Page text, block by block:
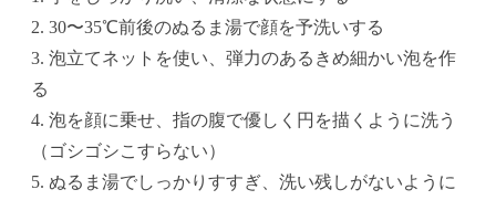
2. 30〜35℃前後のぬるま湯で顔を予洗いする
3. 泡立てネットを使い、弾力のあるきめ細かい泡を作
る
4. 泡を顔に乗せ、指の腹で優しく円を描くように洗う
（ゴシゴシこすらない）
5. ぬるま湯でしっかりすすぎ、洗い残しがないように